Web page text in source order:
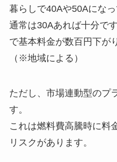
暮らしで40Aや50Aにな
通常は30Aあれば十分で
で基本料金が数百円下が
（※地域による）
ただし、 市場連動型のプ
す。
これは燃料費高騰時に料
リスク があります。